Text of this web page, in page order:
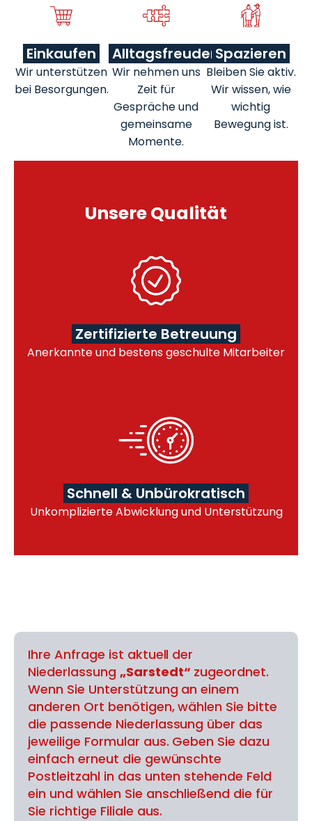
Einkaufen
Wir unterstützen
bei Besorgungen.
Alltagsfreuden
Wir nehmen uns
Zeit für
Gespräche und
gemeinsame
Momente.
Spazieren
Bleiben Sie aktiv.
Wir wissen, wie
wichtig
Bewegung ist.
Unsere Qualität
Zertifizierte Betreuung
Anerkannte und bestens geschulte Mitarbeiter
Schnell & Unbürokratisch
Unkomplizierte Abwicklung und Unterstützung
Ihre Anfrage ist aktuell der
Niederlassung „Sarstedt“ zugeordnet.
Wenn Sie Unterstützung an einem
anderen Ort benötigen, wählen Sie bitte
die passende Niederlassung über das
jeweilige Formular aus. Geben Sie dazu
einfach erneut die gewünschte
Postleitzahl in das unten stehende Feld
ein und wählen Sie anschließend die für
Sie richtige Filiale aus.